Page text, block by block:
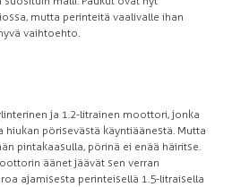
mutta perinteitä vaalivalle ihan
vaihtoehto.
ja 1.2-litrainen moottori, jonka
hiukan pörisevästä käyntiäänestä. Mutta
pintakaasulla, pörinä ei enää häiritse.
äänet jäävät sen verran
ajamisesta perinteisellä 1.5-litraisella